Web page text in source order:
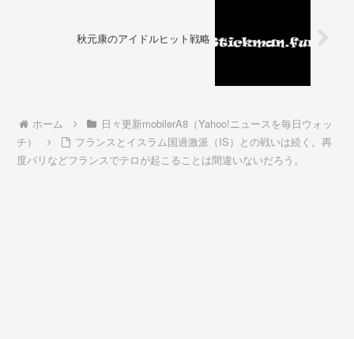
秋元康のアイドルヒット戦略
ホーム
日々更新mobilerA8（Yahoo!ニュースを毎日ウォッ
チ）
フランスとイスラム国過激派（IS）との戦いは続く。再
度パリなどフランスでテロが起こることは間違いないだろう。